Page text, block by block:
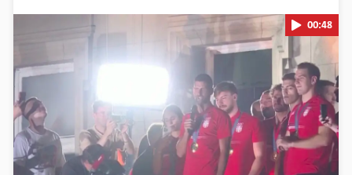
Pokretanje videa...
00:48